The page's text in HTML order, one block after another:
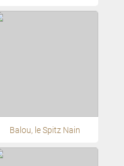
Balou, le Spitz Nain